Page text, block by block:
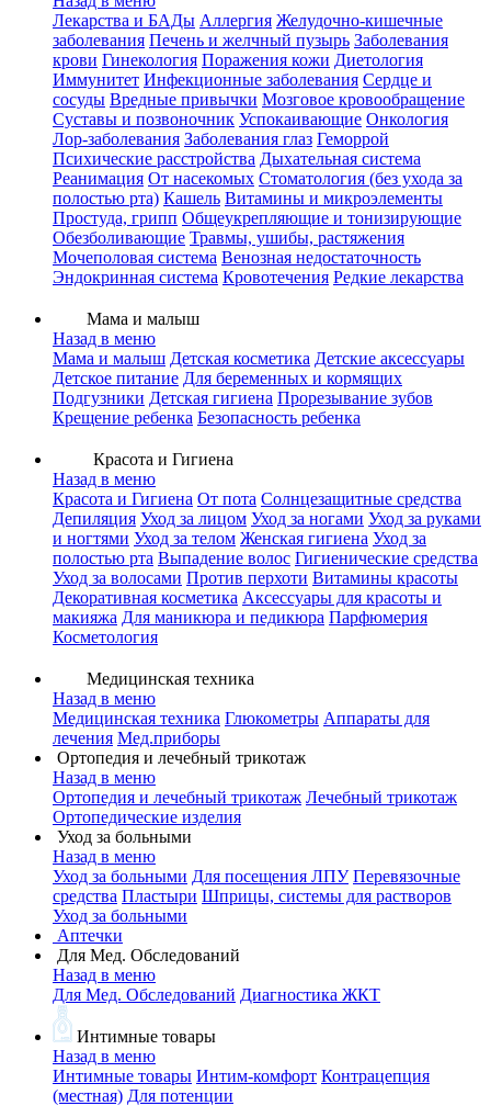
Лекарства и БАДы Аллергия Желудочно-кишечные
заболевания Печень и желчный пузырь Заболевания
крови Гинекология Поражения кожи Диетология
Иммунитет Инфекционные заболевания Сердце и
сосуды Вредные привычки Мозговое кровообращение
Суставы и позвоночник Успокаивающие Онкология
Лор-заболевания Заболевания глаз Геморрой
Психические расстройства Дыхательная система
Реанимация От насекомых Стоматология (без ухода за
полостью рта) Кашель Витамины и микроэлементы
Простуда, грипп Общеукрепляющие и тонизирующие
Обезболивающие Травмы, ушибы, растяжения
Мочеполовая система Венозная недостаточность
Эндокринная система Кровотечения Редкие лекарства
Мама и малыш
Назад в меню
Мама и малыш Детская косметика Детские аксессуары
Детское питание Для беременных и кормящих
Подгузники Детская гигиена Прорезывание зубов
Крещение ребенка Безопасность ребенка
Красота и Гигиена
Назад в меню
Красота и Гигиена От пота Солнцезащитные средства
Депиляция Уход за лицом Уход за ногами Уход за руками
и ногтями Уход за телом Женская гигиена Уход за
полостью рта Выпадение волос Гигиенические средства
Уход за волосами Против перхоти Витамины красоты
Декоративная косметика Аксессуары для красоты и
макияжа Для маникюра и педикюра Парфюмерия
Косметология
Медицинская техника
Назад в меню
Медицинская техника Глюкометры Аппараты для
лечения Мед.приборы
Ортопедия и лечебный трикотаж
Назад в меню
Ортопедия и лечебный трикотаж Лечебный трикотаж
Ортопедические изделия
Уход за больными
Назад в меню
Уход за больными Для посещения ЛПУ Перевязочные
средства Пластыри Шприцы, системы для растворов
Уход за больными
Аптечки
Для Мед. Обследований
Назад в меню
Для Мед. Обследований Диагностика ЖКТ
Интимные товары
Назад в меню
Интимные товары Интим-комфорт Контрацепция
(местная) Для потенции